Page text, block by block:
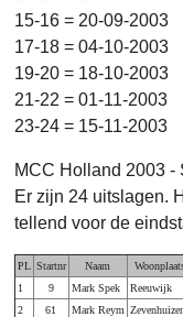
15-16 = 20-09-2003
17-18 = 04-10-2003
19-20 = 18-10-2003
21-22 = 01-11-2003
23-24 = 15-11-2003
MCC Holland 2003 -
Er zijn 24 uitslagen.
tellend voor de
PL Startnr Naam
1
9 Mark Spek Reeuwijk
2
61 Mark Reym